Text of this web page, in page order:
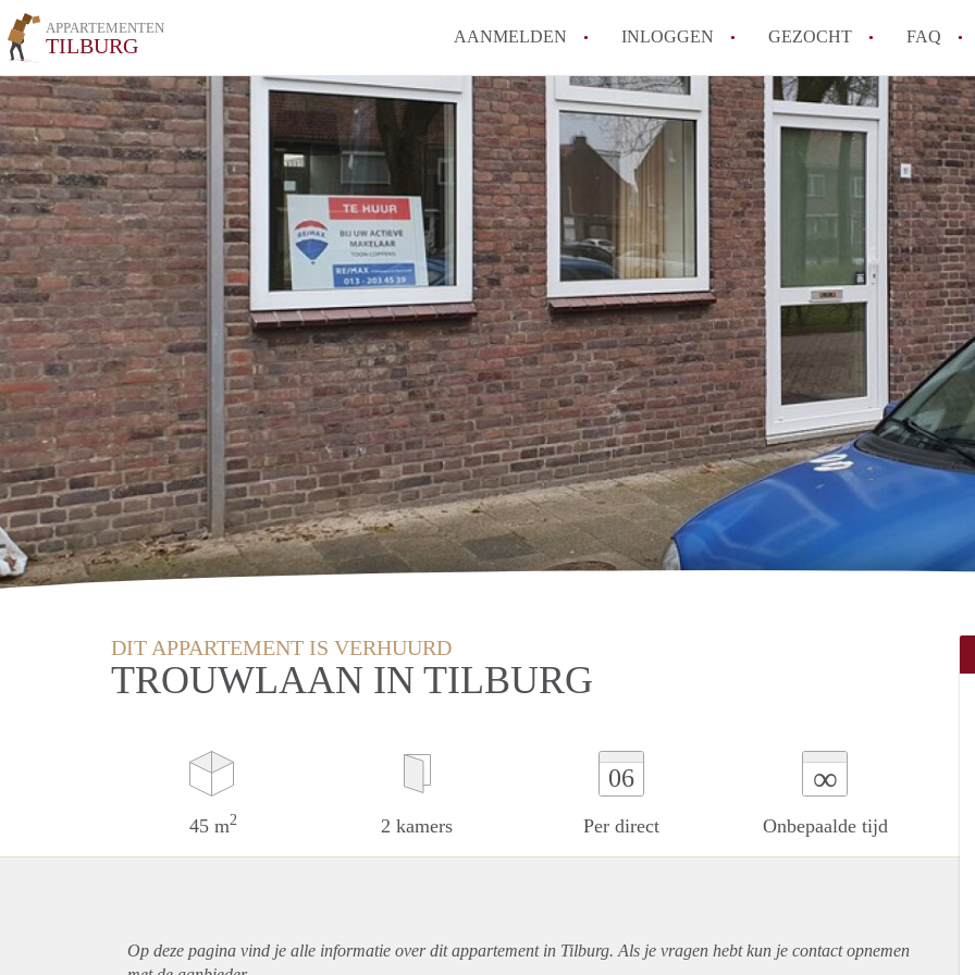
APPARTEMENTEN
TILBURG AANMELDEN INLOGGEN GEZOCHT FAQ
How to translate AppartementenTilburg!
Wat is AppartementenTilburg?
Hoeveel kost het om te reageren op een
Wat is de privacyverklaring van
Berekent AppartementenTilburg
makelaarsvergoeding/
Alle veelgestelde vragen
DIT APPARTEMENT IS VERHUURD
TROUWLAAN IN TILBURG
45 m2 2 kamers
06
Per direct
∞
Onbepaalde tijd
Op deze pagina vind je alle informatie over ditappartementin Tilburg. Als je vragen hebt kun je contact opnemen